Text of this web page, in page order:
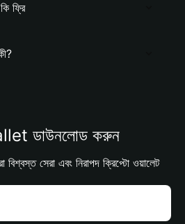
ফ্রি
ডাউনলোড করুন
বিশ্বস্ত সেরা এবং নিরাপদ ক্রিপ্টো ওয়ালেট